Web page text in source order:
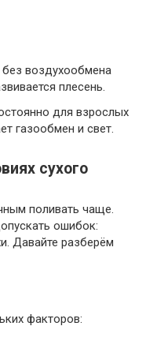
воздухообмена
плесень.
для взрослых
газообмен и свет.
сухого
поливать чаще.
ошибок:
Давайте разберём
факторов: